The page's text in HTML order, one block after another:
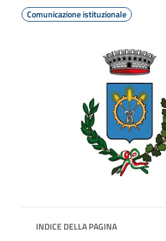
Comunicazione istituzionale
INDICE DELLA PAGINA